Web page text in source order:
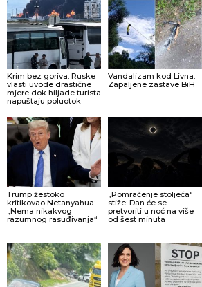
Krim bez goriva: Ruske
vlasti uvode drastične
mjere dok hiljade turista
napuštaju poluotok
Vandalizam kod Livna:
Zapaljene zastave BiH
Trump žestoko
kritikovao Netanyahua:
„Nema nikakvog
razumnog rasuđivanja“
„Pomračenje stoljeća“
stiže: Dan će se
pretvoriti u noć na više
od šest minuta